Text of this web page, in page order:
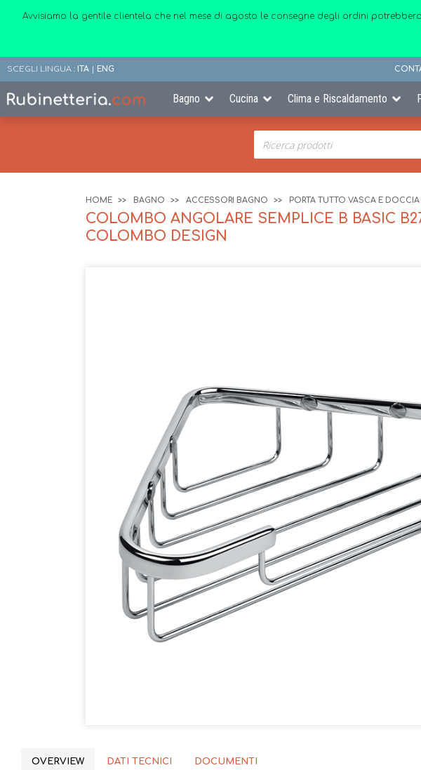
Avvisiamo la gentile clientela che nel mese di agosto le consegne degli ordini
SCEGLI LINGUA : ITA | ENG
Bagno Cucina Clima e Riscaldamento
HOME BAGNO ACCESSORI BAGNO PORTA TUTTO VASCA E DOCCIA
COLOMBO ANGOLARE SEMPLICE B BASIC
COLOMBO DESIGN
OVERVIEW DATI TECNICI DOCUMENTI